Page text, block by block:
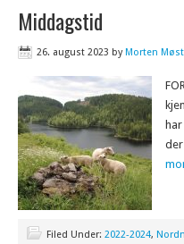
Middagstid
26. august 2023 byMorten Møst
Filed Under: 2022-2024,